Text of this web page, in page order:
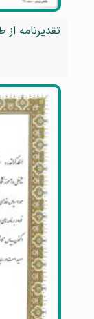
تقدیرنامه